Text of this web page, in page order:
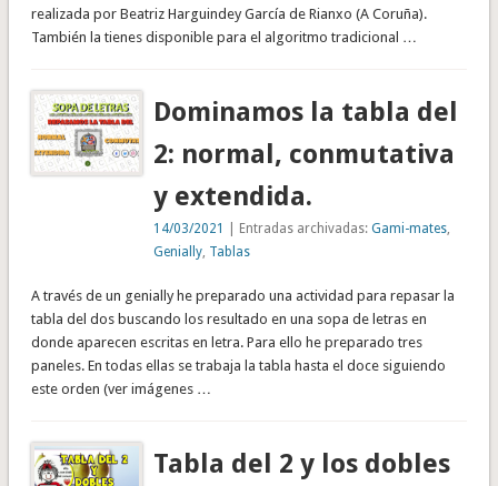
realizada por Beatriz Harguindey García de Rianxo (A Coruña).
También la tienes disponible para el algoritmo tradicional …
Dominamos la tabla del
2: normal, conmutativa
y extendida.
14/03/2021 | Entradas archivadas:Gami-mates
Genially Tablas
A través de un genially he preparado una actividad para repasar la
tabla del dos buscando los resultado en una sopa de letras en
donde aparecen escritas en letra. Para ello he preparado tres
paneles. En todas ellas se trabaja la tabla hasta el doce siguiendo
este orden (ver imágenes …
Tabla del 2 y los dobles